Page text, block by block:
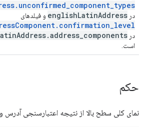
در englishLatinAddress و فیلدهای
در
است.
حکم
نمای کلی سطح بالا از نتیجه اعتبارسنجی آدرس